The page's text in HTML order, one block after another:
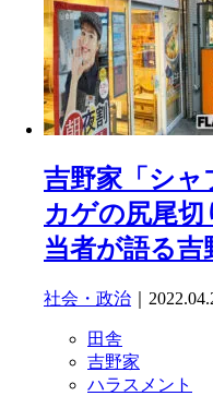
吉野家「シャ
カゲの尻尾
当者が語る吉
社会・政治 ｜
田舎
吉野家
ハラスメント